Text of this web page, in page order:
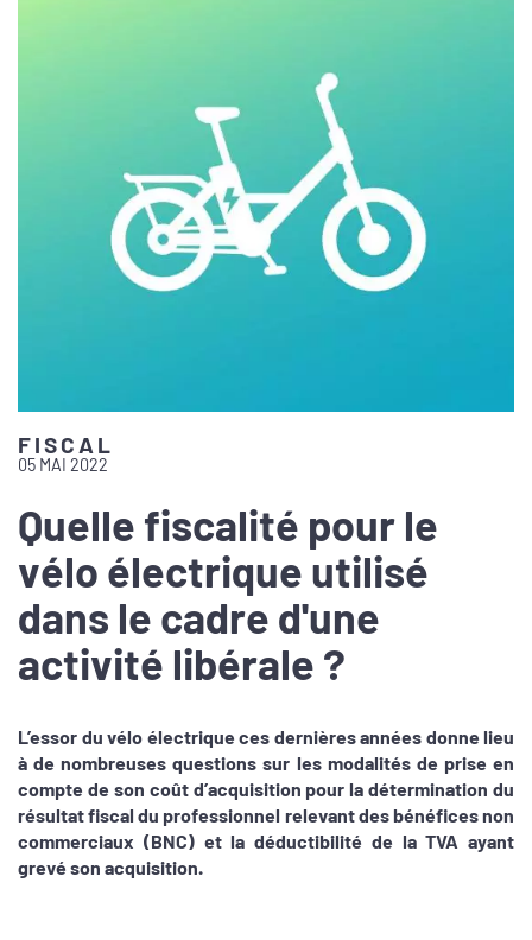
FISCAL
05 MAI 2022
Quelle fiscalité pour le
vélo électrique utilisé
dans le cadre d'une
activité libérale ?
L’essor du vélo électrique ces dernières années donne lieu
à de nombreuses questions sur les modalités de prise en
compte de son coût d’acquisition pour la détermination du
résultat fiscal du professionnel relevant des bénéfices non
commerciaux (BNC) et la déductibilité de la TVA ayant
grevé son acquisition.